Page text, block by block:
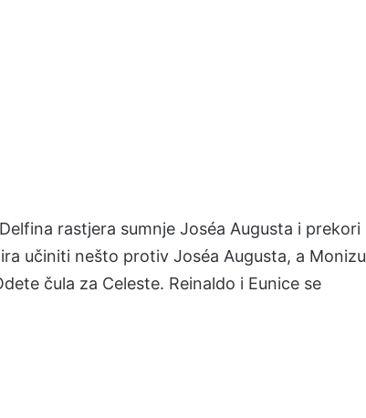
rastjera sumnje Joséa Augusta i prekori
učiniti nešto protiv Joséa Augusta, a Monizu
čula za Celeste. Reinaldo i Eunice se